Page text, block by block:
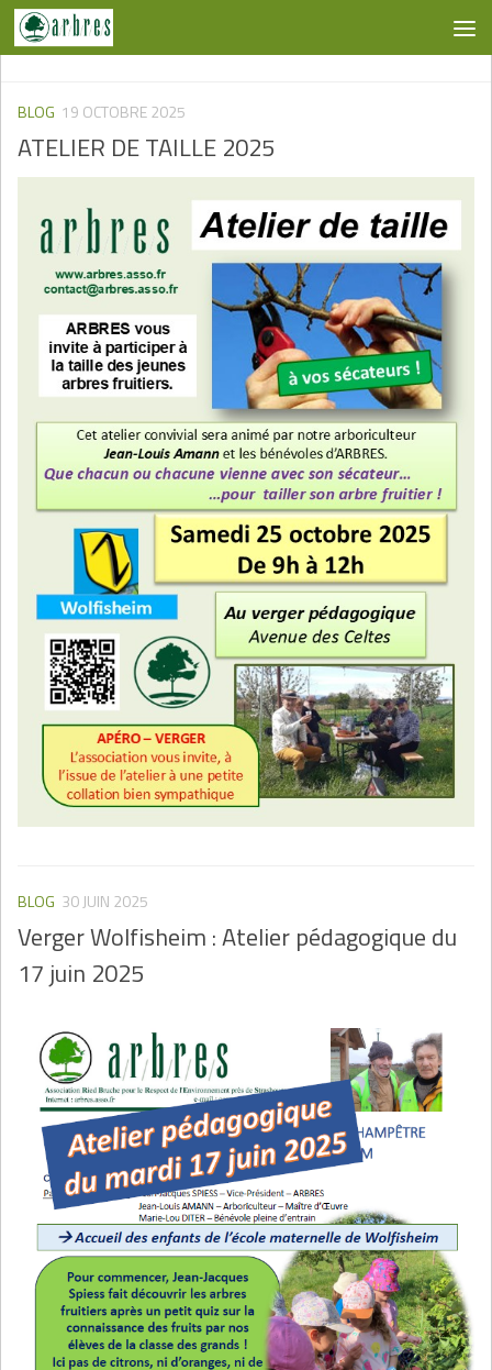
Skip to content
BLOG 19 OCTOBRE 2025
ATELIER DE TAILLE 2025
BLOG 30 JUIN 2025
Verger Wolfisheim : Atelier pédagogique du
17 juin 2025